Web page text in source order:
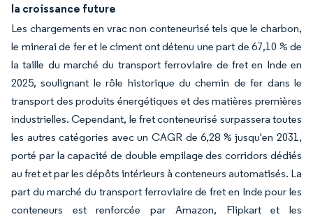
la croissance future
Les chargements en vrac non conteneurisé tels que le charbon,
le minerai de fer et le ciment ont détenu une part de 67,10 % de
la taille du marché du transport ferroviaire de fret en Inde en
2025, soulignant le rôle historique du chemin de fer dans le
transport des produits énergétiques et des matières premières
industrielles. Cependant, le fret conteneurisé surpassera toutes
les autres catégories avec un CAGR de 6,28 % jusqu'en 2031,
porté par la capacité de double empilage des corridors dédiés
au fret et par les dépôts intérieurs à conteneurs automatisés. La
part du marché du transport ferroviaire de fret en Inde pour les
conteneurs est renforcée par Amazon, Flipkart et les